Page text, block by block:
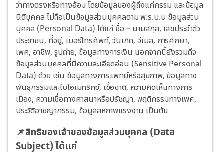
ว่าทางตรงหรือทางอ้อม โดยข้อมูลของผู้ถึงแก่กรรม และข้อมูล
นิติบุคคล ไม่ถือเป็นข้อมูลส่วนบุคคลตาม พ.ร.บ.น ข้อมูลส่วน
บุคคล (Personal Data) ได้แก่ ชื่อ – นามสกุล, เลขประจำตัว
ประชาชน, ที่อยู่, เบอร์โทรศัพท์, วันเกิด, อีเมล, การศึกษา,
เพศ, อาชีพ, รูปถ่าย, ข้อมูลทางการเงิน นอกจากนี้ยังรวมถึง
ข้อมูลส่วนบุคคลที่มีความละเอียดอ่อน (Sensitive Personal
Data) ด้วย เช่น ข้อมูลทางการแพทย์หรือสุขภาพ, ข้อมูลทาง
พันธุกรรมและไบโอเมทริกซ์, เชื้อชาติ, ความคิดเห็นทางการ
เมือง, ความเชื่อทางศาสนาหรือปรัชญา, พฤติกรรมทางเพศ,
ประวัติอาชญากรรม, ข้อมูลสหภาพแรงงาน เป็นต้น
📌สิทธิของเจ้าของข้อมูลส่วนบุคคล (Data
Subject) ได้แก่